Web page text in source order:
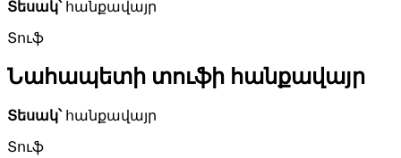
Տեսակ՝հանքավայր
Տուֆ
Նահապետի տուֆի հանքավայր
Տեսակ՝հանքավայր
Տուֆ